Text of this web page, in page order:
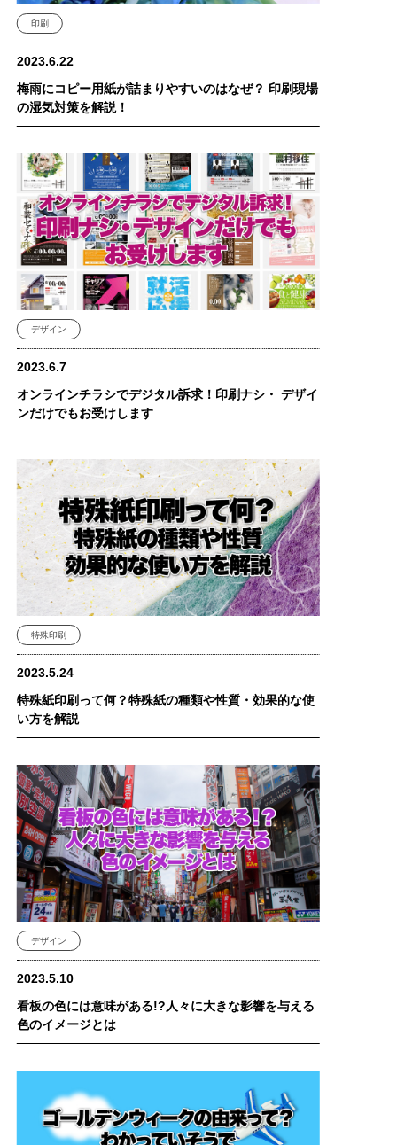
印刷
2023.6.22
梅雨にコピー用紙が詰まりやすいのはなぜ？ 印刷現場
の湿気対策を解説！
デザイン
2023.6.7
オンラインチラシでデジタル訴求！印刷ナシ・ デザイ
ンだけでもお受けします
特殊印刷
2023.5.24
特殊紙印刷って何？特殊紙の種類や性質・効果的な使
い方を解説
デザイン
2023.5.10
看板の色には意味がある!?人々に大きな影響を与える
色のイメージとは